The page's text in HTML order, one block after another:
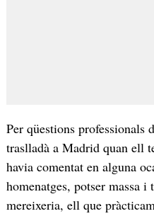
Per qüestions professionals
traslladà a Madrid quan ell
havia comentat en alguna
homenatges, potser massa
mereixeria, ell que